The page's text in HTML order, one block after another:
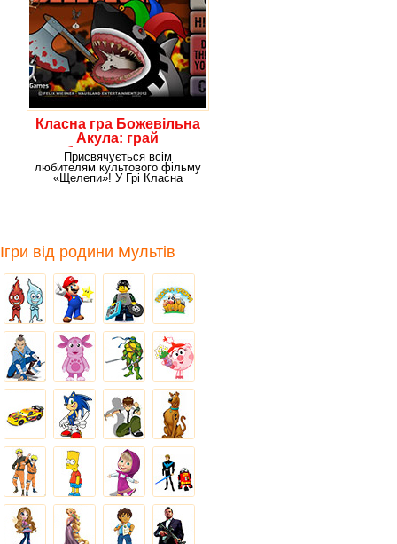
Класна гра Божевільна
Акула: грай
безкоштовно в
браузері!
Присвячується всім
любителям культового фільму
«Щелепи»! У Грі Класна
Ігри від родини Мультів